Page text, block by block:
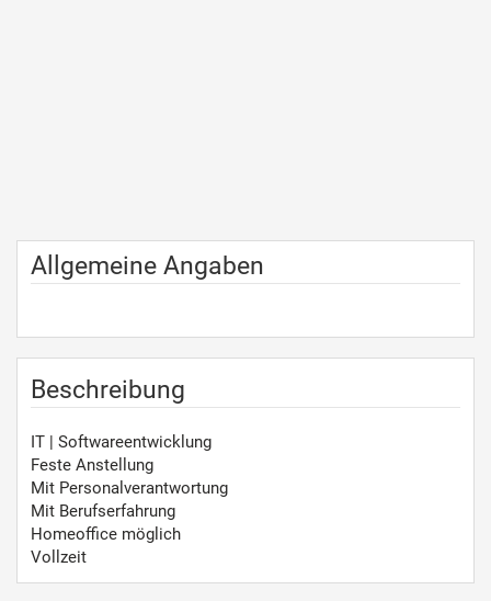
Allgemeine Angaben
Beschreibung
IT | Softwareentwicklung
Feste Anstellung
Mit Personalverantwortung
Mit Berufserfahrung
Homeoffice möglich
Vollzeit